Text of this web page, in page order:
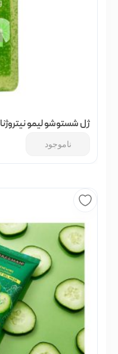
ژل شستوشو لیمو نیتروژنا
ناموجود